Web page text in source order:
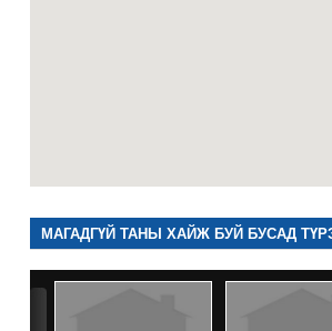
МАГАДГҮЙ ТАНЫ ХАЙЖ БУЙ БУСАД